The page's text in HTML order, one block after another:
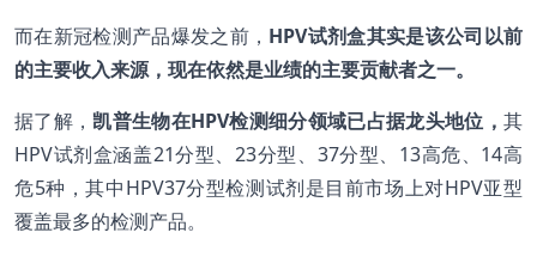
而在新冠检测产品爆发之前， HPV试剂盒其实是该公司以前
的主要收入来源，现在依然是业绩的主要贡献者之一。
据了解，凯普生物在HPV检测细分领域已占据龙头地位，其
HPV试剂盒涵盖21分型、23分型、37分型、13高危、14高
危5种，其中HPV37分型检测试剂是目前市场上对HPV亚型
覆盖最多的检测产品。